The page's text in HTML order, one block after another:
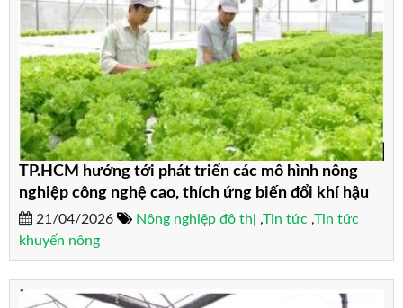
TP.HCM hướng tới phát triển các mô hình nông
nghiệp công nghệ cao, thích ứng biến đổi khí hậu
21/04/2026 Nông nghiệp đô thị ,Tin tức ,Tin tức
khuyến nông